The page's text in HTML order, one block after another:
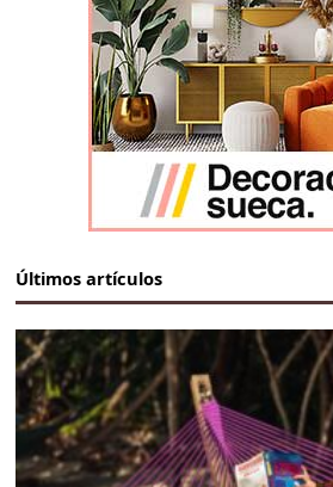
Últimos artículos